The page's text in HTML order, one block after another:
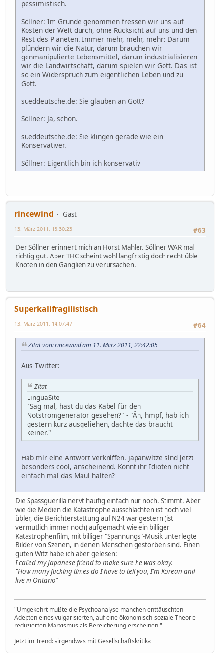
pessimistisch.
Söllner: Im Grunde genommen fressen wir uns auf
Kosten der Welt durch, ohne Rücksicht auf uns und den
Rest des Planeten. Immer mehr, mehr, mehr: Darum
plündern wir die Natur, darum brauchen wir
genmanipulierte Lebensmittel, darum industrialisieren
wir die Landwirtschaft, darum spielen wir Gott. Das ist
so ein Widerspruch zum eigentlichen Leben und zu
Gott.
sueddeutsche.de: Sie glauben an Gott?
Söllner: Ja, schon.
sueddeutsche.de: Sie klingen gerade wie ein
Konservativer.
Söllner: Eigentlich bin ich konservativ
rincewind
Gast
#63
13. März 2011, 13:30:23
Der Söllner erinnert mich an Horst Mahler. Söllner WAR mal
richtig gut. Aber THC scheint wohl langfristig doch recht üble
Knoten in den Ganglien zu verursachen.
Superkalifragilistisch
#64
13. März 2011, 14:07:47
Zitat von: rincewind am 11. März 2011, 22:42:05
Aus Twitter:
Zitat
LinguaSite
"Sag mal, hast du das Kabel für den
Notstromgenerator gesehen?" - "Äh, hmpf, hab ich
gestern kurz ausgeliehen, dachte das braucht
keiner."
Hab mir eine Antwort verkniffen. Japanwitze sind jetzt
besonders cool, anscheinend. Könnt ihr Idioten nicht
einfach mal das Maul halten?
Die Spassguerilla nervt häufig einfach nur noch. Stimmt. Aber
wie die Medien die Katastrophe ausschlachten ist noch viel
übler, die Berichterstattung auf N24 war gestern (ist
vermutlich immer noch) aufgemacht wie ein billiger
Katastrophenfilm, mit billiger "Spannungs"-Musik unterlegte
Bilder von Szenen, in denen Menschen gestorben sind. Einen
guten Witz habe ich aber gelesen:
I called my Japanese friend to make sure he was okay.
"How many fucking times do I have to tell you, I'm Korean and
live in Ontario"
"Umgekehrt mußte die Psychoanalyse manchen enttäuschten
Adepten eines vulgarisierten, auf eine ökonomisch-soziale Theorie
reduzierten Marxismus als Bereicherung erscheinen."
Jetzt im Trend: »irgendwas mit Gesellschaftskritik«